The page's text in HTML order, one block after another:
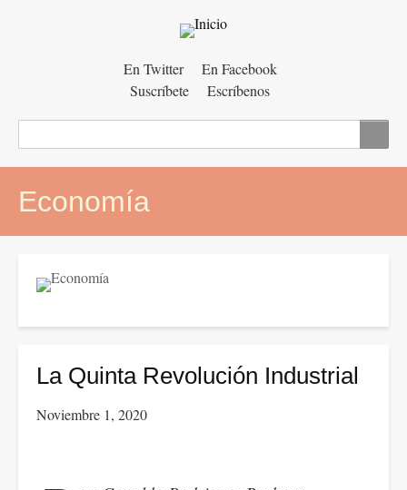
En Twitter
En Facebook
Suscríbete
Escríbenos
Economía
La Quinta Revolución Industrial
Noviembre 1, 2020